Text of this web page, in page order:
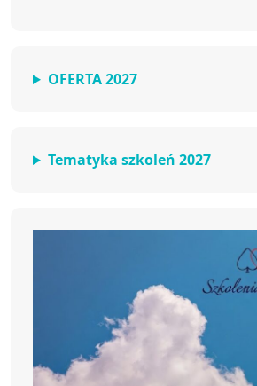
OFERTA 2027
Tematyka szkoleń 2027